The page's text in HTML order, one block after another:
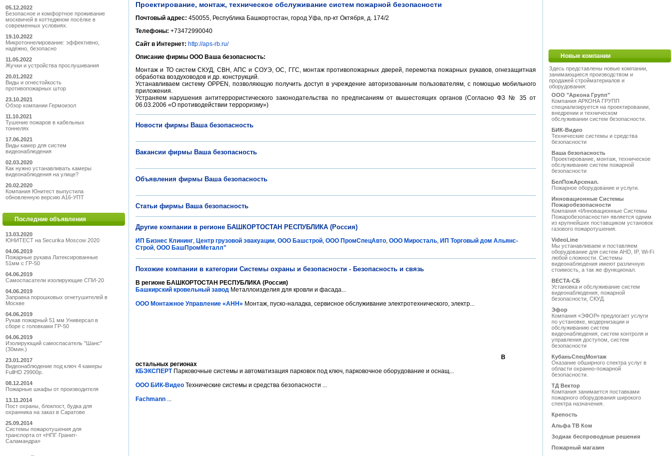
05.12.2022
Безопасное и комфортное проживание
москвичей в коттеджном посёлке в
современных условиях.
19.10.2022
Микротоннелирование: эффективно,
надёжно, безопасно
11.05.2022
Жучки и устройства прослушивания
20.01.2022
Виды и огнестойкость
противопожарных штор
23.10.2021
Обзор компании Гермоизол
11.10.2021
Тушение пожаров в кабельных
тоннелях
17.06.2021
Виды камер для систем
видеонаблюдения
02.03.2020
Как нужно устанавливать камеры
видеонаблюдения на улице?
20.02.2020
Компания Юнитест выпустила
обновленную версию А16-УПТ
Последние объявления
13.03.2020
ЮНИТЕСТ на Securika Moscow 2020
04.06.2019
Пожарные рукава Латексированные
51мм с ГР-50
04.06.2019
Самоспасатели изолирующие СПИ-20
04.06.2019
Заправка порошковых огнетушителей в
Москве
04.06.2019
Рукав пожарный 51 мм Универсал в
сборе с головками ГР-50
04.06.2019
Изолирующий самоспасатель "Шанс"
(30мин.)
23.01.2017
Видеонаблюдение под ключ 4 камеры
FullHD 29900р.
08.12.2014
Пожарные шкафы от производителя
13.11.2014
Пост охраны, блокпост, будка для
охранника на заказ в Саратове
25.09.2014
Системы пожаротушения для
транспорта от «НПГ Гранит-
Саламандра»
Проектирование, монтаж, техническое обслуживание систем пожарной безопасности
Почтовый адрес: 450055, Республика Башкортостан, город Уфа, пр-кт Октября, д. 174/2
Телефоны: +73472990040
Сайт в Интернет: http://aps-rb.ru/
Описание фирмы ООО Ваша безопасность:
Монтаж и ТО систем СКУД, СВН, АПС и СОУЭ, ОС, ГГС, монтаж противопожарных дверей, перемотка пожарных рукавов, огнезащитная
обработка воздуховодов и др. конструкций.
Устанавливаем систему OPPEN, позволяющую получить доступ в учреждение авторизованным пользователям, с помощью мобильного
приложения.
Устраняем нарушения антитеррористического законодательства по предписаниям от вышестоящих органов (Согласно ФЗ № 35 от
06.03.2006 «О противодействии терроризму»)
Новости фирмы Ваша безопасность
Вакансии фирмы Ваша безопасность
Объявления фирмы Ваша безопасность
Статьи фирмы Ваша безопасность
Другие компании в регионе БАШКОРТОСТАН РЕСПУБЛИКА (Россия)
ИП Бизнес Клининг, Центр грузовой эвакуации, ООО Башстрой, ООО ПромСпецАвто, ООО Миросталь, ИП Торговый дом Альянс-
Строй, ООО БашПромМеталл"
Похожие компании в категории Системы охраны и безопасности - Безопасность и связь
В регионе БАШКОРТОСТАН РЕСПУБЛИКА (Россия)
Башкирский кровельный завод Металлоизделия для кровли и фасада...
ООО Монтажное Управление «АНН» Монтаж, пуско-наладка, сервисное обслуживание электротехнического, электр...
В
остальных регионах
КБЭКСПЕРТПарковочные системы и автоматизация парковок под ключ, парковочное оборудование и оснащ...
ООО БИК-Видео Технические системы и средства безопасности ...
Fachmann ...
Новые компании
Здесь представлены новые компании,
занимающиеся производством и
продажей стройматериалов и
оборудования:
ООО "Аркона Групп"
Компания АРКОНА ГРУПП
специализируется на проектировании,
внедрении и техническом
обслуживании систем безопасности.
БИК-Видео
Технические системы и средства
безопасности
Ваша безопасность
Проектирование, монтаж, техническое
обслуживание систем пожарной
безопасности
БелПожАрсенал.
Пожарное оборудование и услуги.
Инновационные Системы
Пожаробезопасности
Компания «Инновационные Системы
Пожаробезопасности» является одним
из крупнейших поставщиком установок
газового пожаротушения.
VideoLine
Мы устанавливаем и поставляем
оборудование для систем AHD, IP, Wi-Fi
любой сложности. Системы
видеонаблюдения имеют различную
стоимость, а так же функционал.
ВЕСТА-СБ
Установка и обслуживание систем
видеонаблюдения, пожарной
безопасности, СКУД.
Эфор
Компания «ЭФОР» предлогает услуги
по установке, модернизации и
обслуживанию систем
видеонаблюдения, систем контроля и
управления доступом, систем
безопасности
КубаньСпецМонтаж
Оказание обширного спектра услуг в
области охранно-пожарной
безопасности.
ТД Вектор
Компания занимается поставками
пожарного оборудования широкого
спектра назначения.
Крепость
Альфа ТВ Ком
Зодиак беспроводные решения
Пожарный магазин